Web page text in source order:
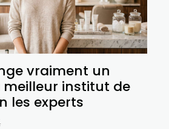
vraiment un
institut de
les experts